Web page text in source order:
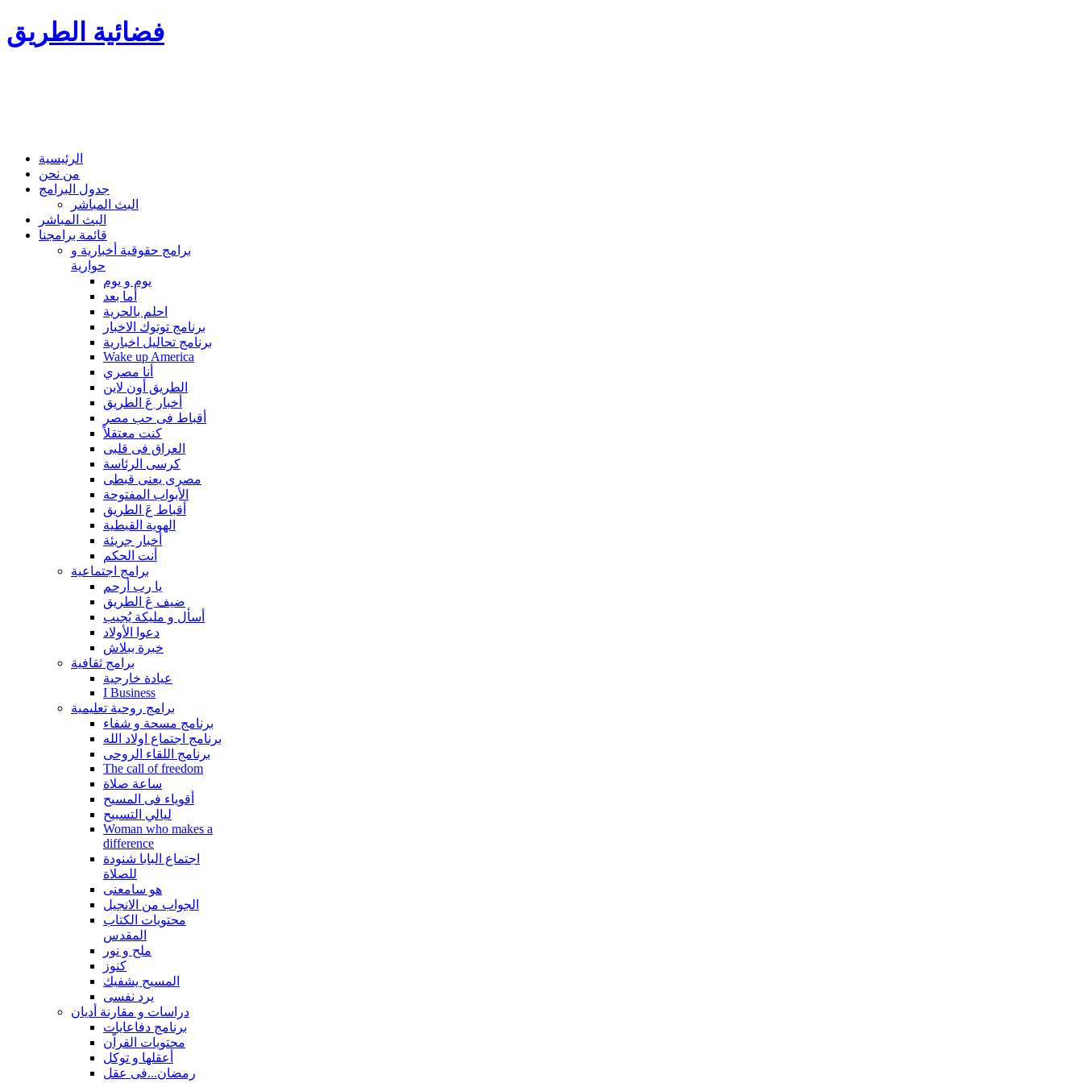
فضائية الطريق
الرئيسية
من نحن
جدول البرامج
البث المباشر
البث المباشر
قائمة برامجنا
برامج حقوقية أخبارية و
حوارية
يوم و يوم
أما بعد
احلم بالحرية
برنامج توتوك الاخبار
برنامج تحاليل اخبارية
Wake up America
أنا مصري
الطريق أون لاين
أخبار عَ الطريق
أقباط فى حب مصر
كنت معتقلاً
العراق فى قلبى
كرسى الرئاسة
مصرى يعنى قبطى
الأبواب المفتوحة
أقباط عَ الطريق
الهوية القبطية
أخبار جريئة
أنت الحكم
برامج اجتماعية
يا رب أرحم
ضيف عَ الطريق
أسأل و مليكة يُجيب
دعوا الأولاد
خبرة ببلاش
برامج ثقافية
عيادة خارجية
I Business
برامج روحية تعليمية
برنامج مسحة و شفاء
برنامج اجتماع اولاد الله
برنامج اللقاء الروحى
The call of freedom
ساعة صلاة
أقوياء فى المسيح
ليالي التسبيح
Woman who makes a
difference
اجتماع البابا شنودة
للصلاة
هو سامعنى
الجواب من الانجيل
محتويات الكتاب
المقدس
ملح و نور
كنوز
المسيح يشفيك
يرد نفسى
دراسات و مقارنة أديان
برنامج دفاعايات
محتويات القراّن
أعقلها و توكل
رمضان...فى عقل